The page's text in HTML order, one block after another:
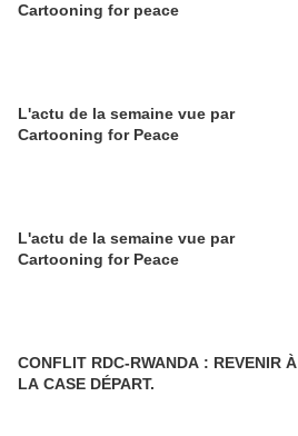
Cartooning for peace
L'actu de la semaine vue par
Cartooning for Peace
L'actu de la semaine vue par
Cartooning for Peace
CONFLIT RDC-RWANDA : REVENIR À
LA CASE DÉPART.